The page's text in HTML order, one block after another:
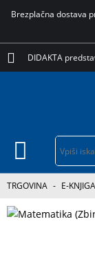
Brezplačna dostava
DIDAKTA
TRGOVINA - E-